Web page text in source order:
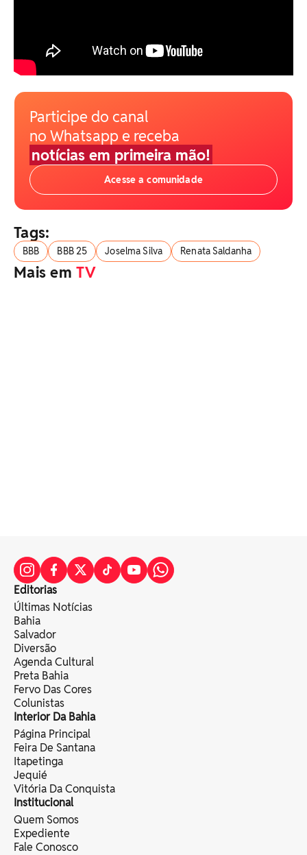
Participe do canal
no Whatsapp e receba
notícias em primeira mão!
Acesse a comunidade
Tags:
BBB BBB 25 Joselma Silva Renata Saldanha
Mais emTV
Editorias
Últimas Notícias
Bahia
Salvador
Diversão
Agenda Cultural
Preta Bahia
Fervo Das Cores
Colunistas
Interior Da Bahia
Página Principal
Feira De Santana
Itapetinga
Jequié
Vitória Da Conquista
Institucional
Quem Somos
Expediente
Fale Conosco